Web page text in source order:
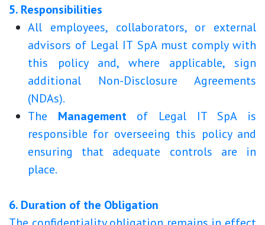
5. Responsibilities
All employees, collaborators, or external
advisors of Legal IT SpA must comply with
this policy and, where applicable, sign
additional Non-Disclosure Agreements
(NDAs).
The Managementof Legal IT SpA is
responsible for overseeing this policy and
ensuring that adequate controls are in
place.
6. Duration of the Obligation